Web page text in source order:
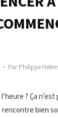
ParPhilippe
? Ça
bien